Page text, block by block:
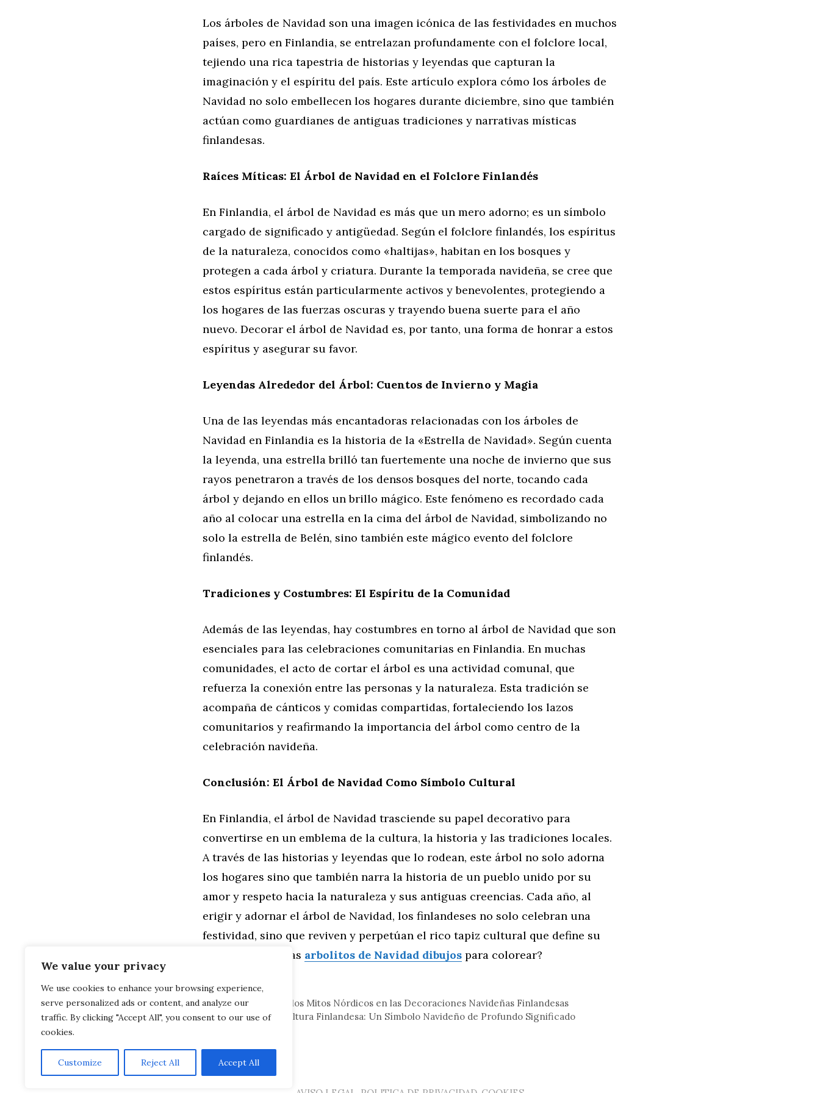
We value your privacy
We use cookies to enhance your browsing experience,
serve personalized ads or content, and analyze our
traffic. By clicking "Accept All", you consent to our use of
cookies.
Customize Reject All Accept All
Los árboles de Navidad son una imagen icónica de las festividades en muchos
países, pero en Finlandia, se entrelazan profundamente con el folclore local,
tejiendo una rica tapestria de historias y leyendas que capturan la
imaginación y el espíritu del país. Este artículo explora cómo los árboles de
Navidad no solo embellecen los hogares durante diciembre, sino que también
actúan como guardianes de antiguas tradiciones y narrativas místicas
finlandesas.
Raíces Míticas: El Árbol de Navidad en el Folclore Finlandés
En Finlandia, el árbol de Navidad es más que un mero adorno; es un símbolo
cargado de significado y antigüedad. Según el folclore finlandés, los espíritus
de la naturaleza, conocidos como «haltijas», habitan en los bosques y
protegen a cada árbol y criatura. Durante la temporada navideña, se cree que
estos espíritus están particularmente activos y benevolentes, protegiendo a
los hogares de las fuerzas oscuras y trayendo buena suerte para el año
nuevo. Decorar el árbol de Navidad es, por tanto, una forma de honrar a estos
espíritus y asegurar su favor.
Leyendas Alrededor del Árbol: Cuentos de Invierno y Magia
Una de las leyendas más encantadoras relacionadas con los árboles de
Navidad en Finlandia es la historia de la «Estrella de Navidad». Según cuenta
la leyenda, una estrella brilló tan fuertemente una noche de invierno que sus
rayos penetraron a través de los densos bosques del norte, tocando cada
árbol y dejando en ellos un brillo mágico. Este fenómeno es recordado cada
año al colocar una estrella en la cima del árbol de Navidad, simbolizando no
solo la estrella de Belén, sino también este mágico evento del folclore
finlandés.
Tradiciones y Costumbres: El Espíritu de la Comunidad
Además de las leyendas, hay costumbres en torno al árbol de Navidad que son
esenciales para las celebraciones comunitarias en Finlandia. En muchas
comunidades, el acto de cortar el árbol es una actividad comunal, que
refuerza la conexión entre las personas y la naturaleza. Esta tradición se
acompaña de cánticos y comidas compartidas, fortaleciendo los lazos
comunitarios y reafirmando la importancia del árbol como centro de la
celebración navideña.
Conclusión: El Árbol de Navidad Como Símbolo Cultural
En Finlandia, el árbol de Navidad trasciende su papel decorativo para
convertirse en un emblema de la cultura, la historia y las tradiciones locales.
A través de las historias y leyendas que lo rodean, este árbol no solo adorna
los hogares sino que también narra la historia de un pueblo unido por su
amor y respeto hacia la naturaleza y sus antiguas creencias. Cada año, al
erigir y adornar el árbol de Navidad, los finlandeses no solo celebran una
festividad, sino que reviven y perpetúan el rico tapiz cultural que define su
identidad. ¿Buscas arbolitos de Navidad dibujos para colorear?
Categorías
Familia,General
La Influencia de los Mitos Nórdicos en las Decoraciones Navideñas Finlandesas
El Abeto en la Cultura Finlandesa: Un Símbolo Navideño de Profundo Significado